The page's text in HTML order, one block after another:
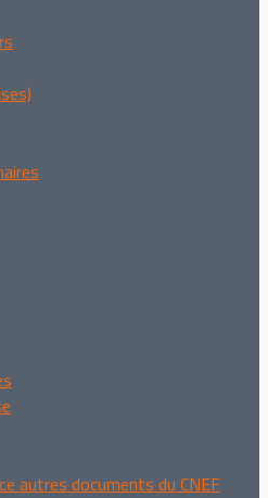
autres documents du CNEF